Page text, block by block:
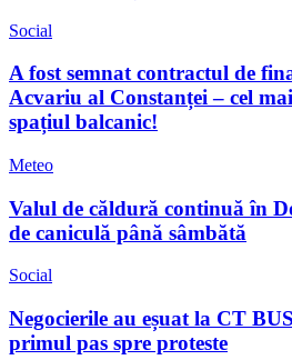
Social
A fost semnat contractul de
Acvariu al Constanței – cel
spațiul balcanic!
Meteo
Valul de căldură continuă în
de caniculă până sâmbătă
Social
Negocierile au eșuat la CT
primul pas spre proteste